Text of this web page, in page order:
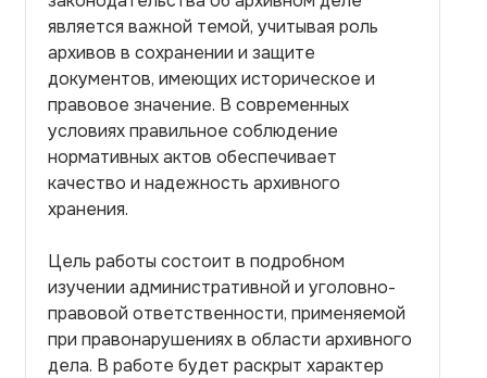
является важной темой, учитывая роль
архивов в сохранении и защите
документов, имеющих историческое и
правовое значение. В современных
условиях правильное соблюдение
нормативных актов обеспечивает
качество и надежность архивного
хранения.
Цель работы состоит в подробном
изучении административной и уголовно-
правовой ответственности, применяемой
при правонарушениях в области архивного
дела. В работе будет раскрыт характер